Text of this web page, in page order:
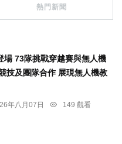
熱門新聞
場 73隊挑戰穿越賽與無人機
技及團隊合作 展現無人機教
年八月07日
149 觀看